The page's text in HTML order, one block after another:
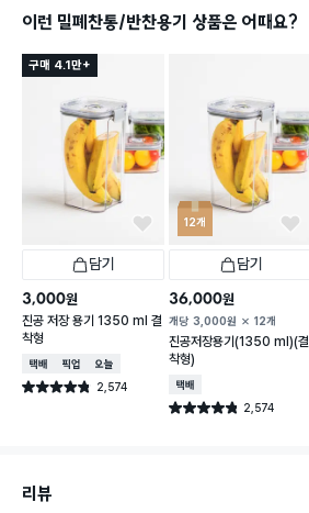
이런 밀폐찬통/반찬용기 상품은 어때요?
구매 4.1만+
담기
3,000원
진공 저장 용기 1350 ml 결
착형
택배배송매장픽업오늘배송
별점 4.8점 2,574
건 작성
12개
담기
36,000원
개당 3,000원 12개
진공저장용기(1350 ml)(결
착형)
택배배송
별점 4.8점 2,574
건 작성
리뷰